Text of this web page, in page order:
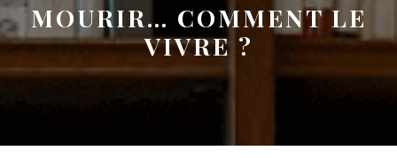
MOURIR… COMMENT LE
VIVRE ?